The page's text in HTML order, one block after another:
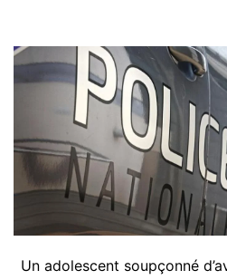
Un adolescent soupçonné